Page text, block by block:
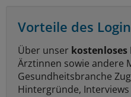
Vorteile des
Über unser kostenloses
Ärztinnen sowie andere
Gesundheitsbranche
Hintergründe,